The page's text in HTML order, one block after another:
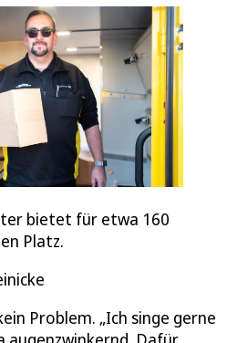
bietet für etwa 160
Platz.
Problem. „Ich singe gerne